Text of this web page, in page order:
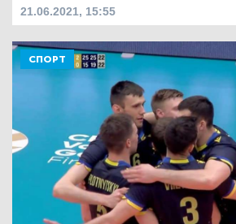
21.06.2021, 15:55
СПОРТ